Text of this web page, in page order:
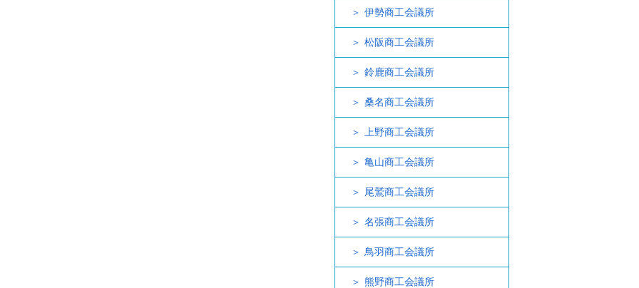
伊勢商工会議所
松阪商工会議所
鈴鹿商工会議所
桑名商工会議所
上野商工会議所
亀山商工会議所
尾鷲商工会議所
名張商工会議所
鳥羽商工会議所
熊野商工会議所